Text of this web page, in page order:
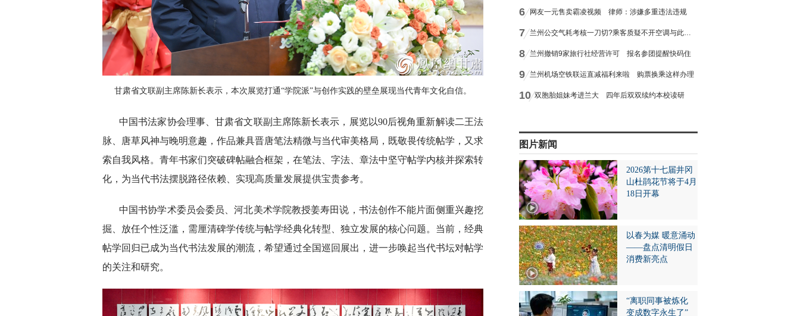
甘肃省文联副主席陈新长表示，本次展览打通“学院派”与创作实践的壁垒展现当代青年文化自信。
中国书法家协会理事、甘肃省文联副主席陈新长表示，展览以90后视角重新解读二王法
脉、唐草风神与晚明意趣，作品兼具晋唐笔法精微与当代审美格局，既敬畏传统帖学，又求
索自我风格。青年书家们突破碑帖融合框架，在笔法、字法、章法中坚守帖学内核并探索转
化，为当代书法摆脱路径依赖、实现高质量发展提供宝贵参考。
中国书协学术委员会委员、河北美术学院教授姜寿田说，书法创作不能片面侧重兴趣挖
掘、放任个性泛滥，需厘清碑学传统与帖学经典化转型、独立发展的核心问题。当前，经典
帖学回归已成为当代书法发展的潮流，希望通过全国巡回展出，进一步唤起当代书坛对帖学
的关注和研究。
6 网友一元售卖霸凌视频 律师：涉嫌多重违法违规
7 兰州公交气耗考核一刀切?乘客质疑不开空调与此有关
8 兰州撤销9家旅行社经营许可 报名参团提醒快码住
9 兰州机场空铁联运直减福利来啦 购票换乘这样办理
10 双胞胎姐妹考进兰大 四年后双双续约本校读研
图片新闻
2026第十七届井冈
山杜鹃花节将于4月
18日开幕
以春为媒 暖意涌动
——盘点清明假日
消费新亮点
“离职同事被炼化
变成数字永生了”